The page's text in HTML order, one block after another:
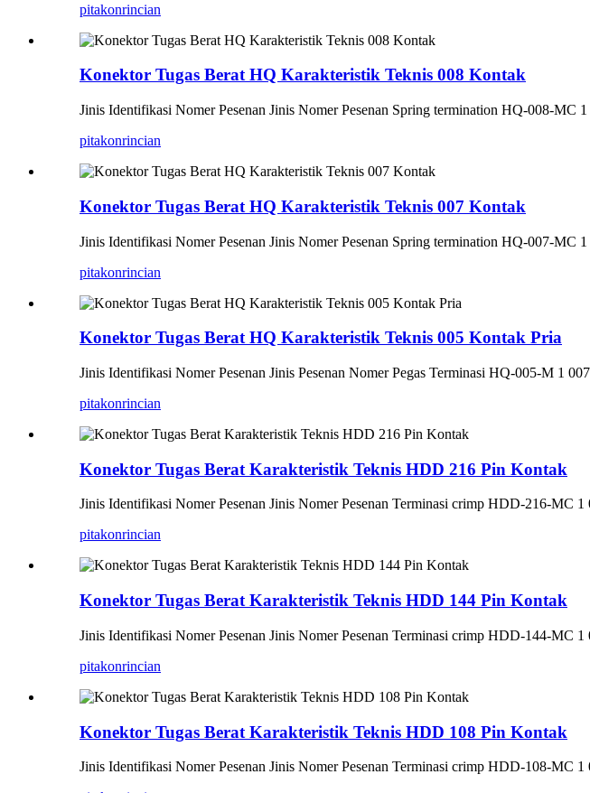
pitakonrincian
Konektor Tugas Berat HQ Karakteristik Teknis 008 Kontak
Jinis Identifikasi Nomer Pesenan Jinis Nomer Pesenan Spring termination HQ-008-MC
pitakonrincian
Konektor Tugas Berat HQ Karakteristik Teknis 007 Kontak
Jinis Identifikasi Nomer Pesenan Jinis Nomer Pesenan Spring termination HQ-007-MC
pitakonrincian
Konektor Tugas Berat HQ Karakteristik Teknis 005 Kontak Pria
Jinis Identifikasi Nomer Pesenan Jinis Pesenan Nomer Pegas Terminasi HQ-005-M 1
pitakonrincian
Konektor Tugas Berat Karakteristik Teknis HDD 216 Pin Kontak
Jinis Identifikasi Nomer Pesenan Jinis Nomer Pesenan Terminasi crimp HDD-216-MC
pitakonrincian
Konektor Tugas Berat Karakteristik Teknis HDD 144 Pin Kontak
Jinis Identifikasi Nomer Pesenan Jinis Nomer Pesenan Terminasi crimp HDD-144-MC
pitakonrincian
Konektor Tugas Berat Karakteristik Teknis HDD 108 Pin Kontak
Jinis Identifikasi Nomer Pesenan Jinis Nomer Pesenan Terminasi crimp HDD-108-MC